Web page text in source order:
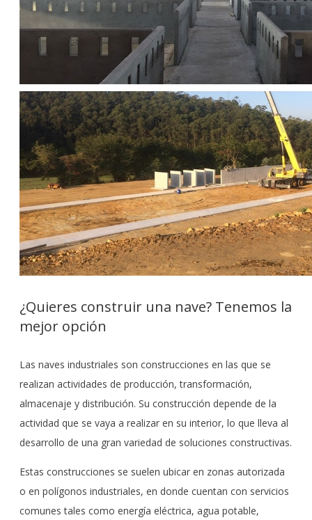
¿Quieres construir una nave? Tenemos la
mejor opción
Las naves industriales son construcciones en las que se
realizan actividades de producción, transformación,
almacenaje y distribución. Su construcción depende de la
actividad que se vaya a realizar en su interior, lo que lleva al
desarrollo de una gran variedad de soluciones constructivas.
Estas construcciones se suelen ubicar en zonas autorizada
o en polígonos industriales, en donde cuentan con servicios
comunes tales como energía eléctrica, agua potable,